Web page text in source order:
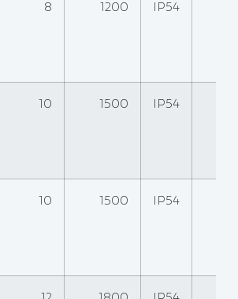
8 1200 IP54
10 1500 IP54
10 1500 IP54